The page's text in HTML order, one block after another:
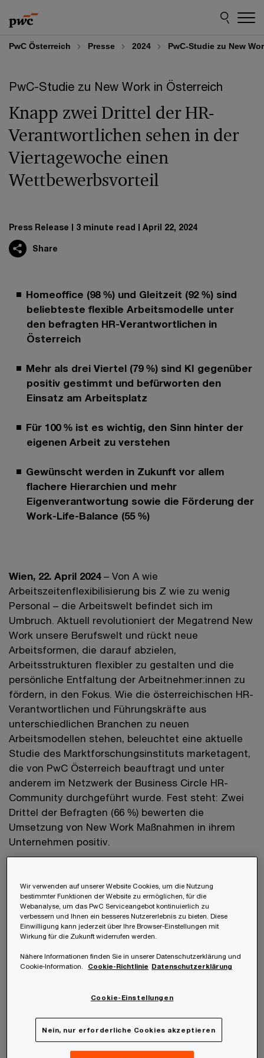
to
content
to
footer
PwC Österreich Presse 2024 PwC-Studie zu New
PwC-Studie zu New Work in Österreich
Knapp zwei Drittel der HR-
Verantwortlichen sehen in der
Viertagewoche einen
Wettbewerbsvorteil
Press Release 3 minute read April 22, 2024
Share
Homeoffice (98 %) und Gleitzeit (92 %) sind
beliebteste flexible Arbeitsmodelle unter
den befragten HR-Verantwortlichen in
Österreich
Mehr als drei Viertel (79 %) sind KI gegenüber
positiv gestimmt und befürworten den
Einsatz am Arbeitsplatz
Für 100 % ist es wichtig, den Sinn hinter der
eigenen Arbeit zu verstehen
Gewünscht werden in Zukunft vor allem
flachere Hierarchien und mehr
Eigenverantwortung sowie die Förderung der
Work-Life-Balance (55 %)
Wien, 22. April 2024– Von A wie
Arbeitszeitenflexibilisierung bis Z wie zu wenig
Personal – die Arbeitswelt befindet sich im
Umbruch. Aktuell revolutioniert der Megatrend New
Work unsere Berufswelt und rückt neue
Arbeitsformen, die darauf abzielen,
Arbeitsstrukturen flexibler zu gestalten und die
persönliche Entfaltung der Arbeitnehmer:innen zu
fördern, in den Fokus. Wie die österreichischen HR-
Verantwortlichen und Führungskräfte aus
unterschiedlichen Branchen zu neuen
Arbeitsmodellen stehen, beleuchtet eine aktuelle
Studie des Marktforschungsinstituts marketagent,
die von PwC Österreich beauftragt und unter
anderem im Netzwerk der Business Circle HR-
Community durchgeführt wurde. Fest steht: Zwei
Drittel der Befragten (66 %) bewerten die
Umsetzung von New Work Maßnahmen in ihrem
Unternehmen positiv.
bleiben
Flexible Arbeitszeiten und -orte, durch die
Mitarbeiter:innen selbstbestimmt arbeiten können,
sind wesentliche Aspekte von New Work.
unter anderem bedingt durch die Covid-19-
Studienergebnissen wider. So geben die befragten
HR-Verantwortlichen an, dass Homeoffice (98 %)
neben Gleitzeit (92 %) zu den gängigsten flexiblen
Arbeitsmodellen in ihrem Unternehmen zählt. Die
Wir verwenden auf unserer Website Cookies, um die Nutzung
bestimmter Funktionen der Website zu ermöglichen, für die
Webanalyse, um das PwC Serviceangebot kontinuierlich zu
verbessern und Ihnen ein besseres Nutzererlebnis zu bieten. Diese
Einwilligung kann jederzeit über Ihre Browser-Einstellungen mit
Wirkung für die Zukunft widerrufen werden.
Nähere Informationen finden Sie in unserer Datenschutzerklärung und
Cookie-Information.
Cookie-Richtlinie Datenschutzerklärung
Cookie-Einstellungen
Nein, nur erforderliche Cookies akzeptieren